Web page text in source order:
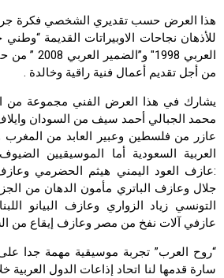
هذا العرض حسب تقديري الشخصي فكرة
العربي 1998″
من أجل تقديم أعمال فنية راقية وخالدة .
يشارك في هذا العرض الفني مجموعة من
محمد الجبالي أحمد سيف من السودان
عازر من فلسطين وعبير العابد من
العربية السعودية أما الموسيقيين
:عازف العود اليمني هيثم الحضرمي
جلال وعازف الباتري مأمون الدهان من
التونسي زياد الزواري وعازف البيانو
عازفي آلات نفخ من مصر وعازف إيقاع من
“روح العرب” تجربة موسيقية مهمة جدا
سارة قدمها لنا اتحاد إذاعات الدول العربية